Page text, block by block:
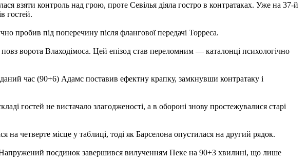
взяти контроль над грою, проте Севілья діяла гостро в контратаках. Уже на 37-й
гостей.
пробив під поперечину після флангової передачі Торреса.
ворота Влаходімоса. Цей епізод став переломним — каталонці психологічно
час (90+6) Адамс поставив ефектну крапку, замкнувши контратаку і
гостей не вистачало злагодженості, а в обороні знову простежувалися старі
четверте місце у таблиці, тоді як Барселона опустилася на другий рядок.
поєдинок завершився вилученням Пеке на 90+3 хвилині, що лише